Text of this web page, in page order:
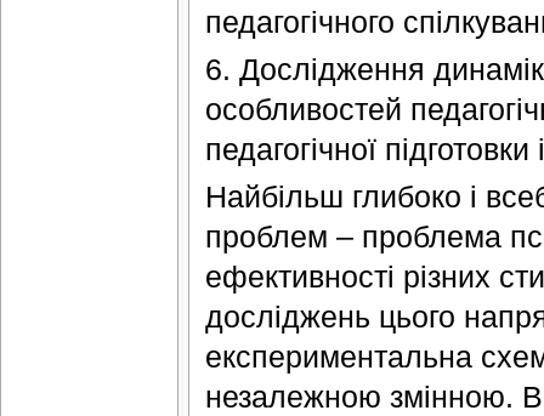
педагогічного
6. Дослідження
особливостей
педагогічної
Найбільш глибоко і
проблем – проблема
ефективності різних
досліджень цього
експериментальна
незалежною змінною. В